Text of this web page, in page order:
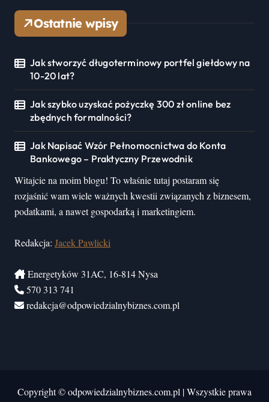
Ostatnie wpisy
Jak stworzyć długoterminowy portfel giełdowy na
10-20 lat?
Jak szybko uzyskać pożyczkę 300 zł online bez
zbędnych formalności?
Jak Napisać Wzór Pełnomocnictwa do Konta
Bankowego – Praktyczny Przewodnik
Witajcie na moim blogu! To właśnie tutaj postaram się
rozjaśnić wam wiele ważnych kwestii związanych z biznesem,
podatkami, a nawet gospodarką i marketingiem.
Redakcja: Jacek Pawlicki
Energetyków 31AC, 16-814 Nysa
570 313 741
redakcja@odpowiedzialnybiznes.com.pl
Copyright © odpowiedzialnybiznes.com.pl |Wszystkie prawa